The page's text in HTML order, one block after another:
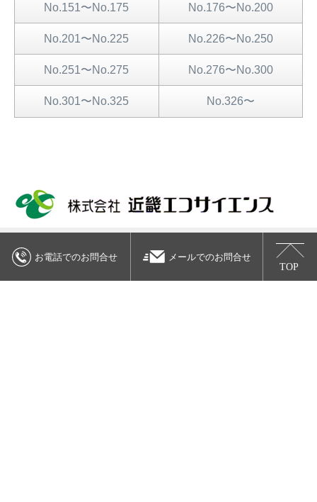
No.151〜No.175 No.176〜No.200
No.201〜No.225 No.226〜No.250
No.251〜No.275 No.276〜No.300
No.301〜No.325 No.326〜
本 社
〒520-0833
滋賀県大津市晴嵐1丁目8番32号
TEL(077)548-8253
FAX(077)548-8271